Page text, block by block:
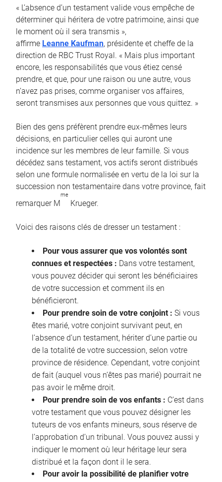
« L’absence d’un testament valide vous empêche de
déterminer qui héritera de votre patrimoine, ainsi que
le moment où il sera transmis »,
affirme Leanne Kaufman, présidente et cheffe de la
direction de RBC Trust Royal. « Mais plus important
encore, les responsabilités que vous étiez censé
prendre, et que, pour une raison ou une autre, vous
n’avez pas prises, comme organiser vos affaires,
seront transmises aux personnes que vous quittez. »
Bien des gens préfèrent prendre eux-mêmes leurs
décisions, en particulier celles qui auront une
incidence sur les membres de leur famille. Si vous
décédez sans testament, vos actifs seront distribués
selon une formule normalisée en vertu de la loi sur la
succession non testamentaire dans votre province, fait
remarquer M
me
Krueger.
Voici des raisons clés de dresser un testament :
Pour vous assurer que vos volontés sont
connues et respectées : Dans votre testament,
vous pouvez décider qui seront les bénéficiaires
de votre succession et comment ils en
bénéficieront.
Pour prendre soin de votre conjoint : Si vous
êtes marié, votre conjoint survivant peut, en
l’absence d’un testament, hériter d’une partie ou
de la totalité de votre succession, selon votre
province de résidence. Cependant, votre conjoint
de fait (auquel vous n’êtes pas marié) pourrait ne
pas avoir le même droit.
Pour prendre soin de vos enfants : C’est dans
votre testament que vous pouvez désigner les
tuteurs de vos enfants mineurs, sous réserve de
l’approbation d’un tribunal. Vous pouvez aussi y
indiquer le moment où leur héritage leur sera
distribué et la façon dont il le sera.
Pour avoir la possibilité de planifier votre